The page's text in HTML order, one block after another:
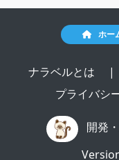
ホ
ナラベルとは |
プライバシ
開発